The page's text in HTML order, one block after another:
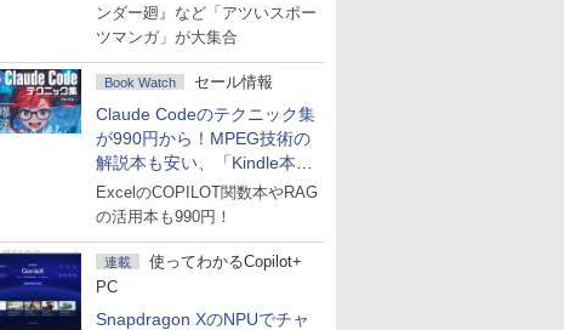
ンダー廻』など「アツいスポー
ツマンガ」が大集合
Book Watch セール情報
Claude Codeのテクニック集
が990円から！MPEG技術の
解説本も安い、「Kindle本サ
マーセール」第2弾開始！
ExcelのCOPILOT関数本やRAG
の活用本も990円！
連載
使ってわかるCopilot+
PC
Snapdragon XのNPUでチャ